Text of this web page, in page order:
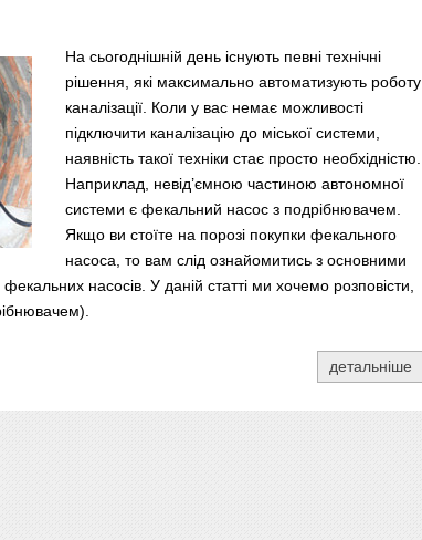
На сьогоднішній день існують певні технічні
рішення, які максимально автоматизують роботу
каналізації. Коли у вас немає можливості
підключити каналізацію до міської системи,
наявність такої техніки стає просто необхідністю.
Наприклад, невід’ємною частиною автономної
системи є фекальний насос з подрібнювачем.
Якщо ви стоїте на порозі покупки фекального
насоса, то вам слід ознайомитись з основними
насосів. У даній статті ми хочемо розповісти,
детальніше